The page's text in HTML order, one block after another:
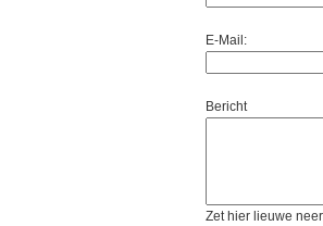
E-Mail:
Bericht
Zet hier lieuwe